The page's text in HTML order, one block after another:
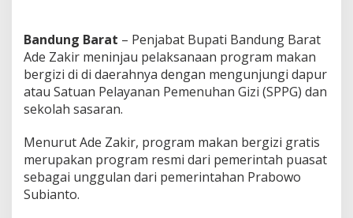
a
i
s
j
a
b
Bandung Barat – Penjabat Bupati Bandung Barat
Ade Zakir meninjau pelaksanaan program makan
bergizi di di daerahnya dengan mengunjungi dapur
atau Satuan Pelayanan Pemenuhan Gizi (SPPG) dan
sekolah sasaran.
Menurut Ade Zakir, program makan bergizi gratis
merupakan program resmi dari pemerintah puasat
sebagai unggulan dari pemerintahan Prabowo
Subianto.